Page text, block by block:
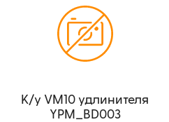
К/у VM10 удлинителя
YPM_BD003